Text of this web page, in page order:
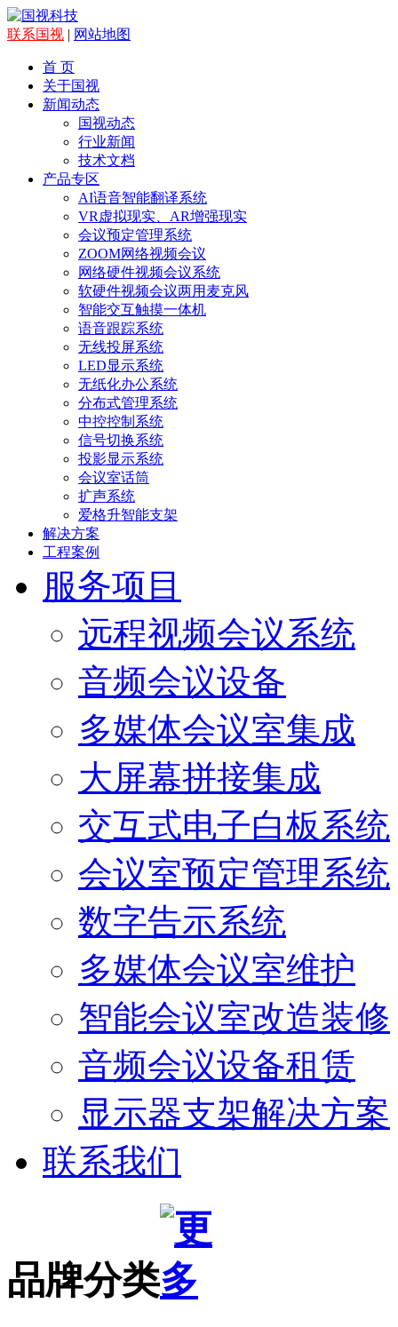
联系国视 | 网站地图
首 页
关于国视
新闻动态
国视动态
行业新闻
技术文档
产品专区
AI语音智能翻译系统
VR虚拟现实、AR增强现实
会议预定管理系统
ZOOM网络视频会议
网络硬件视频会议系统
软硬件视频会议两用麦克风
智能交互触摸一体机
语音跟踪系统
无线投屏系统
LED显示系统
无纸化办公系统
分布式管理系统
中控控制系统
信号切换系统
投影显示系统
会议室话筒
扩声系统
爱格升智能支架
解决方案
工程案例
服务项目
远程视频会议系统
音频会议设备
多媒体会议室集成
大屏幕拼接集成
交互式电子白板系统
会议室预定管理系统
数字告示系统
多媒体会议室维护
智能会议室改造装修
音频会议设备租赁
显示器支架解决方案
联系我们
品牌分类